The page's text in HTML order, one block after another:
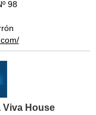
98
Viva House